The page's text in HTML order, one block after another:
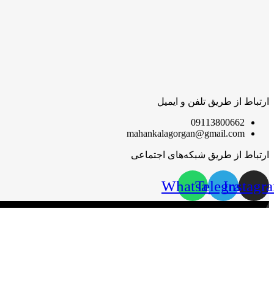
ارتباط از طریق تلفن و ایمیل
09113800662
mahankalagorgan@gmail.com
ارتباط از طریق شبکه‌های اجتماعی
Telegram
Whatsapp